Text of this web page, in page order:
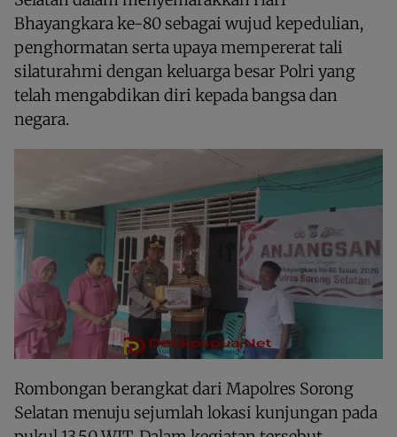
Bhayangkara ke-80 sebagai wujud kepedulian,
penghormatan serta upaya mempererat tali
silaturahmi dengan keluarga besar Polri yang
telah mengabdikan diri kepada bangsa dan
negara.
Rombongan berangkat dari Mapolres Sorong
Selatan menuju sejumlah lokasi kunjungan pada